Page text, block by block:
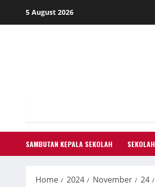
5 August 2026
SAMBUTAN KEPALA SEKOLAH SEKOLAH
Home 2024 November 24